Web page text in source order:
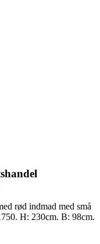
rød indmad med små
H: 230cm. B: 98cm.